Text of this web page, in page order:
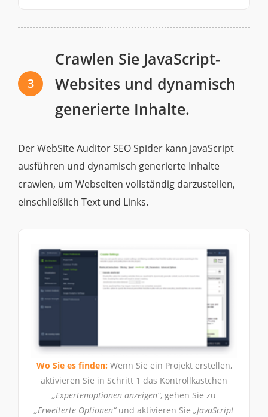
3
Crawlen Sie JavaScript-
Websites und dynamisch
generierte Inhalte.
Der WebSite Auditor SEO Spider kann JavaScript
ausführen und dynamisch generierte Inhalte
crawlen, um Webseiten vollständig darzustellen,
einschließlich Text und Links.
Wo Sie es finden:Wenn Sie ein Projekt erstellen,
aktivieren Sie in Schritt 1 das Kontrollkästchen
„Expertenoptionen anzeigen“, gehen Sie zu
„Erweiterte Optionen“und aktivieren Sie „JavaScript